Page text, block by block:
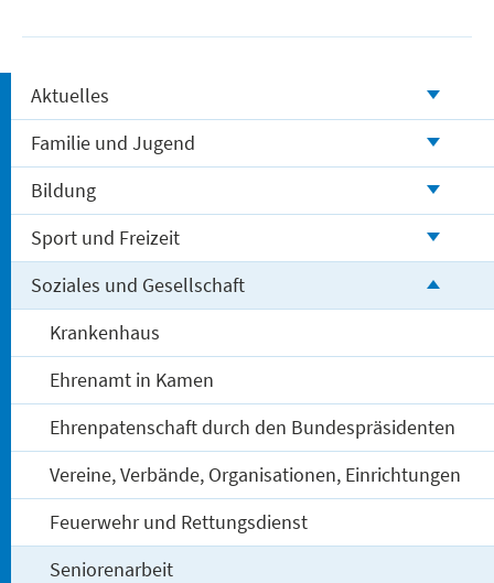
Aktuelles
Familie und Jugend
Bildung
Sport und Freizeit
Soziales und Gesellschaft
Krankenhaus
Ehrenamt in Kamen
Ehrenpatenschaft durch den Bundespräsidenten
Vereine, Verbände, Organisationen, Einrichtungen
Feuerwehr und Rettungsdienst
Seniorenarbeit